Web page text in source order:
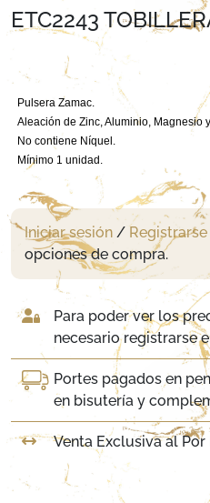
ETC2243
Pulsera Zamac.
Aleación de Zinc, Aluminio, Magnesio
No contiene Níquel.
Mínimo 1 unidad.
Iniciar sesión / Registrarse
opciones de compra.
Para poder ver los
necesario registrarse
Portes pagados en
en bisutería y
Venta Exclusiva al